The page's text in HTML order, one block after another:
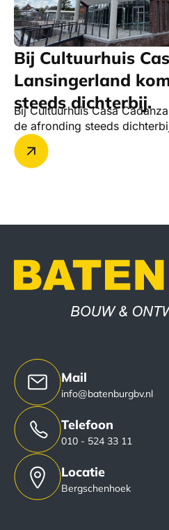
Bij Cultuurhuis
Lansingerland
steeds dichterbij.
Bij Cultuurhuis Casa
de afronding steeds
Mail
info@batenburgbv.nl
Telefoon
010 - 524 33 11
Locatie
Bergschenhoek